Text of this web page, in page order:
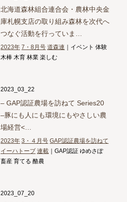
北海道森林組合連合会・農林中央金
庫札幌支店の取り組み森林を次代へ
つなぐ活動を行っていま…
2023年 7・8月号 道森連 ｜イベント 体験
木棒 木育 林業 楽しむ
2023_03_22
– GAP認証農場を訪ねて Series20
–豚にも人にも環境にもやさしい農
場経営<…
2023年 3・４月号 GAP認証農場を訪ねて
イーハトーブ 連載 ｜GAP認証 ゆめさぽ
畜産 育てる 酪農
2023_07_20